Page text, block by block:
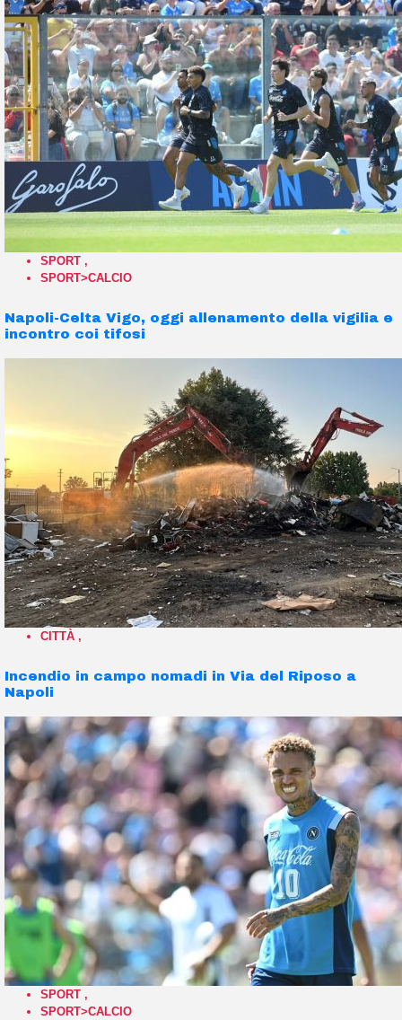
SPORT ,
SPORT>CALCIO
Napoli-Celta Vigo, oggi allenamento della vigilia e
incontro coi tifosi
CITTÀ ,
Incendio in campo nomadi in Via del Riposo a
Napoli
SPORT ,
SPORT>CALCIO